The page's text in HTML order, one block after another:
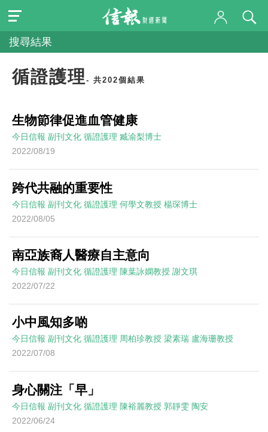
搜尋結果
循證護理 - 共202個結果
生物節律促進血管健康
今日信報 副刊文化 循證護理 臧渝梨博士
2022/08/19
跨代共融的重要性
今日信報 副刊文化 循證護理 何學文教授 楊琛博士
2022/08/05
南亞族裔人醫療自主意向
今日信報 副刊文化 循證護理 陳葉詠嫻教授 謝文琪
2022/07/22
小中風知多啲
今日信報 副刊文化 循證護理 周柏珍教授 梁素瑞 盧海珊教授
2022/07/08
身心關注「早」
今日信報 副刊文化 循證護理 陳裕麗教授 郭靜雯 陶安
2022/06/24